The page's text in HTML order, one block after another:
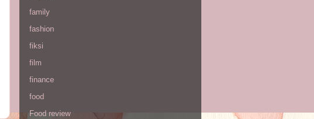
family
fashion
fiksi
film
finance
food
Food review